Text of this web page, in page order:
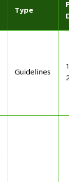
Type
Guidelines